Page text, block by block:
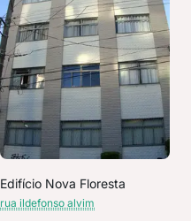
Edifício Nova Floresta
rua ildefonso alvim